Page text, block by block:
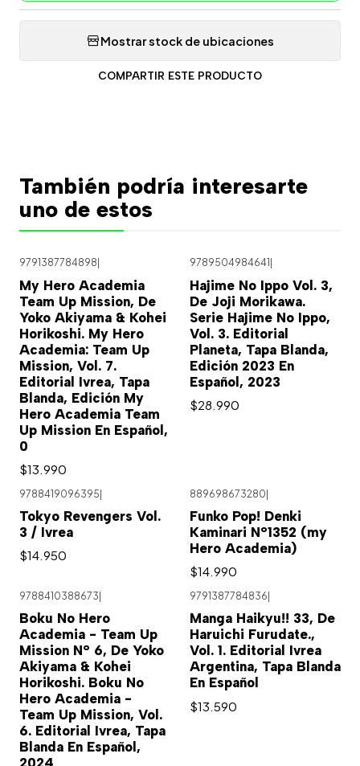
Mostrar stock de ubicaciones
COMPARTIR ESTE PRODUCTO
También podría interesarte
uno de estos
9791387784898
My Hero Academia
Team Up Mission, De
Yoko Akiyama & Kohei
Horikoshi. My Hero
Academia: Team Up
Mission, Vol. 7.
Editorial Ivrea, Tapa
Blanda, Edición My
Hero Academia Team
Up Mission En Español,
0
$13.990
9789504984641
Hajime No Ippo Vol. 3,
De Joji Morikawa.
Serie Hajime No Ippo,
Vol. 3. Editorial
Planeta, Tapa Blanda,
Edición 2023 En
Español, 2023
$28.990
9788419096395
Tokyo Revengers Vol.
3 / Ivrea
$14.950
889698673280
Funko Pop! Denki
Kaminari N°1352 (my
Hero Academia)
$14.990
9788410388673
Boku No Hero
Academia - Team Up
Mission N° 6, De Yoko
Akiyama & Kohei
Horikoshi. Boku No
Hero Academia -
Team Up Mission, Vol.
6. Editorial Ivrea, Tapa
Blanda En Español,
9791387784836
Manga Haikyu!! 33, De
Haruichi Furudate.,
Vol. 1. Editorial Ivrea
Argentina, Tapa Blanda
En Español
$13.590